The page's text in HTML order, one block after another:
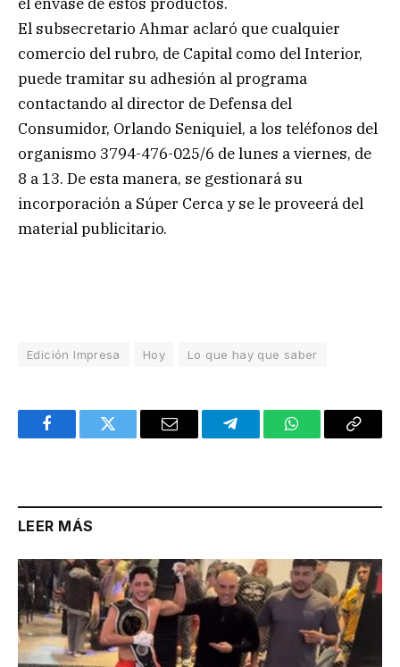
El subsecretario Ahmar aclaró que cualquier
comercio del rubro, de Capital como del Interior,
puede tramitar su adhesión al programa
contactando al director de Defensa del
Consumidor, Orlando Seniquiel, a los teléfonos del
organismo 3794-476-025/6 de lunes a viernes, de
8 a 13. De esta manera, se gestionará su
incorporación a Súper Cerca y se le proveerá del
material publicitario.
Edición Impresa Hoy Lo que hay que saber
FacebookTwitter Email TelegramWhatsAppCopy
LEER MÁS